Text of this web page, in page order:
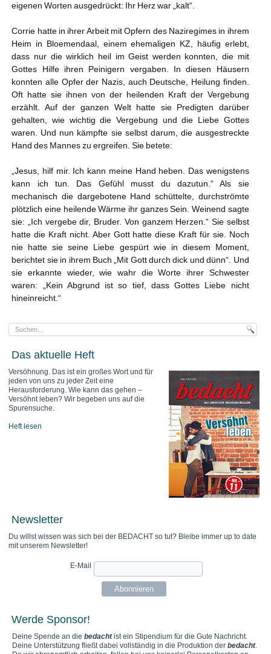
eigenen Worten ausgedrückt: Ihr Herz war „kalt“.
Corrie hatte in ihrer Arbeit mit Opfern des Naziregimes in ihrem
Heim in Bloemendaal, einem ehemaligen KZ, häufig erlebt,
dass nur die wirklich heil im Geist werden konnten, die mit
Gottes Hilfe ihren Peinigern vergaben. In diesen Häusern
konnten alle Opfer der Nazis, auch Deutsche, Heilung finden.
Oft hatte sie ihnen von der heilenden Kraft der Vergebung
erzählt. Auf der ganzen Welt hatte sie Predigten darüber
gehalten, wie wichtig die Vergebung und die Liebe Gottes
waren. Und nun kämpfte sie selbst darum, die ausgestreckte
Hand des Mannes zu ergreifen. Sie betete:
„Jesus, hilf mir. Ich kann meine Hand heben. Das wenigstens
kann ich tun. Das Gefühl musst du dazutun.“ Als sie
mechanisch die dargebotene Hand schüttelte, durchströmte
plötzlich eine heilende Wärme ihr ganzes Sein. Weinend sagte
sie: „Ich vergebe dir, Bruder. Von ganzem Herzen.“ Sie selbst
hatte die Kraft nicht. Aber Gott hatte diese Kraft für sie. Noch
nie hatte sie seine Liebe gespürt wie in diesem Moment,
berichtet sie in ihrem Buch „Mit Gott durch dick und dünn“. Und
sie erkannte wieder, wie wahr die Worte ihrer Schwester
waren: „Kein Abgrund ist so tief, dass Gottes Liebe nicht
hineinreicht.“
Das aktuelle Heft
Versöhnung. Das ist ein großes Wort und für
jeden von uns zu jeder Zeit eine
Herausforderung. Wie kann das gehen –
Versöhnt leben? Wir begeben uns auf die
Spurensuche.
Heft lesen
Newsletter
Du willst wissen was sich bei der BEDACHT so tut? Bleibe immer up to date
mit unserem Newsletter!
E-Mail
Werde Sponsor!
Deine Spende an diebedachtist ein Stipendium für die Gute Nachricht.
Deine Unterstützung fließt dabei vollständig in die Produktion der bedacht.